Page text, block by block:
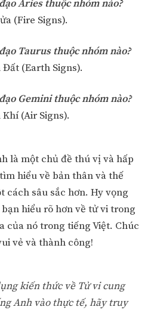
Aries thuộc nhóm nào?
(Fire Signs).
Taurus thuộc nhóm nào?
(Earth Signs).
Gemini thuộc nhóm nào?
(Air Signs).
là một chủ đề thú vị và hấp
hiểu về bản thân và thế
cách sâu sắc hơn. Hy vọng
hiểu rõ hơn về tử vi trong
của nó trong tiếng Việt. Chúc
vẻ và thành công!
kiến thức về Tử vi cung
Anh vào thực tế, hãy truy